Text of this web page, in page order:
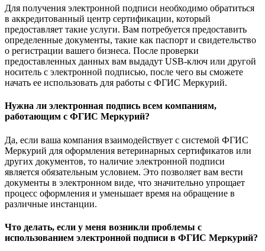
Для получения электронной подписи необходимо обратиться
в аккредитованный центр сертификации, который
предоставляет такие услуги. Вам потребуется предоставить
определенные документы, такие как паспорт и свидетельство
о регистрации вашего бизнеса. После проверки
предоставленных данных вам выдадут USB-ключ или другой
носитель с электронной подписью, после чего вы сможете
начать ее использовать для работы с ФГИС Меркурий.
Нужна ли электронная подпись всем компаниям,
работающим с ФГИС Меркурий?
Да, если ваша компания взаимодействует с системой ФГИС
Меркурий для оформления ветеринарных сертификатов или
других документов, то наличие электронной подписи
является обязательным условием. Это позволяет вам вести
документы в электронном виде, что значительно упрощает
процесс оформления и уменьшает время на обращение в
различные инстанции.
Что делать, если у меня возникли проблемы с
использованием электронной подписи в ФГИС Меркурий?